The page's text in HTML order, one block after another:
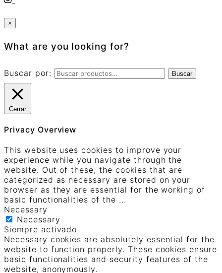
×
What are you looking for?
Buscar por: Buscar
Cerrar
Privacy Overview
This website uses cookies to improve your
experience while you navigate through the
website. Out of these, the cookies that are
categorized as necessary are stored on your
browser as they are essential for the working of
basic functionalities of the ...
Necessary
Necessary
Siempre activado
Necessary cookies are absolutely essential for the
website to function properly. These cookies ensure
basic functionalities and security features of the
website, anonymously.